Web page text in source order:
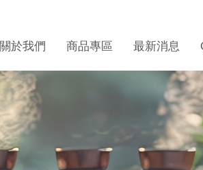
關於我們 商品專區 最新消息